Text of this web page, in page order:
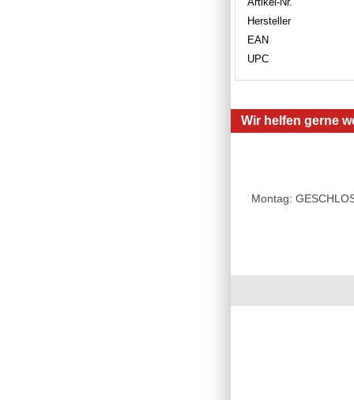
Hersteller
EAN
UPC
Wir helfen gerne
Montag: